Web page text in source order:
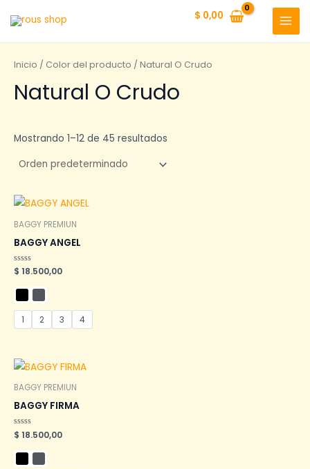
contenido
$ 0,00
MAIN
Inicio / Color del producto / Natural O Crudo
Natural O Crudo
Mostrando 1–12 de 45 resultados
BAGGY PREMIUN
BAGGY ANGEL
Valorado
en
0
de
5
$ 18.500,00
1 2 3 4
BAGGY PREMIUN
BAGGY FIRMA
Valorado
en
0
de
5
$ 18.500,00